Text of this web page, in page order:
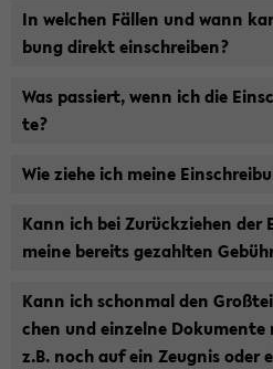
In wel­chen Fäl­len und wann
bung di­rekt ein­schrei­ben?
Was pas­siert, wenn ich die
te?
Wie ziehe ich meine
Kann ich bei Zu­rück­zie­hen der
meine be­reits ge­zahl­ten
Kann ich schon­mal den
chen und ein­zel­ne Do­ku­men­te
z.B. noch auf ein Zeug­nis oder